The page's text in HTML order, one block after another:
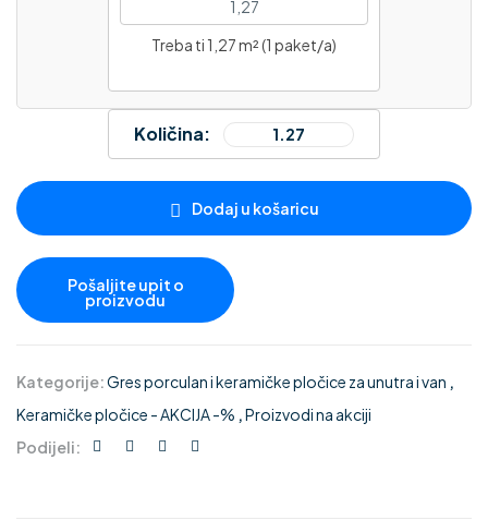
Treba ti 1,27 m² (1 paket/a)
Količina:
Dodaj u košaricu
Kategorije:Gres porculan i keramičke pločice za unutra i van
Keramičke pločice - AKCIJA -% Proizvodi na akciji
Podijeli: